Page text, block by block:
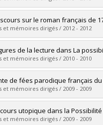
obtenu :Ph. D.
le document dans Papyrus
: Létourneau, Annie
Maîtrise
obtenu :M.A.
le document dans Papyrus
sur le roman français de
et mémoires dirigés / 2012 - 2012
:Voyer, Kevin
Maîtrise
obtenu :M.A.
le document dans Papyrus
de la lecture dans La
et mémoires dirigés / 2010 - 2010
:Thuot, Jonathan
Maîtrise
obtenu :M.A.
le document dans Papyrus
de fées parodique français
et mémoires dirigés / 2009 - 2009
:Caravecchia, Emilie Sarah
Maîtrise
utopique dans la
et mémoires dirigés / 2009 - 2009